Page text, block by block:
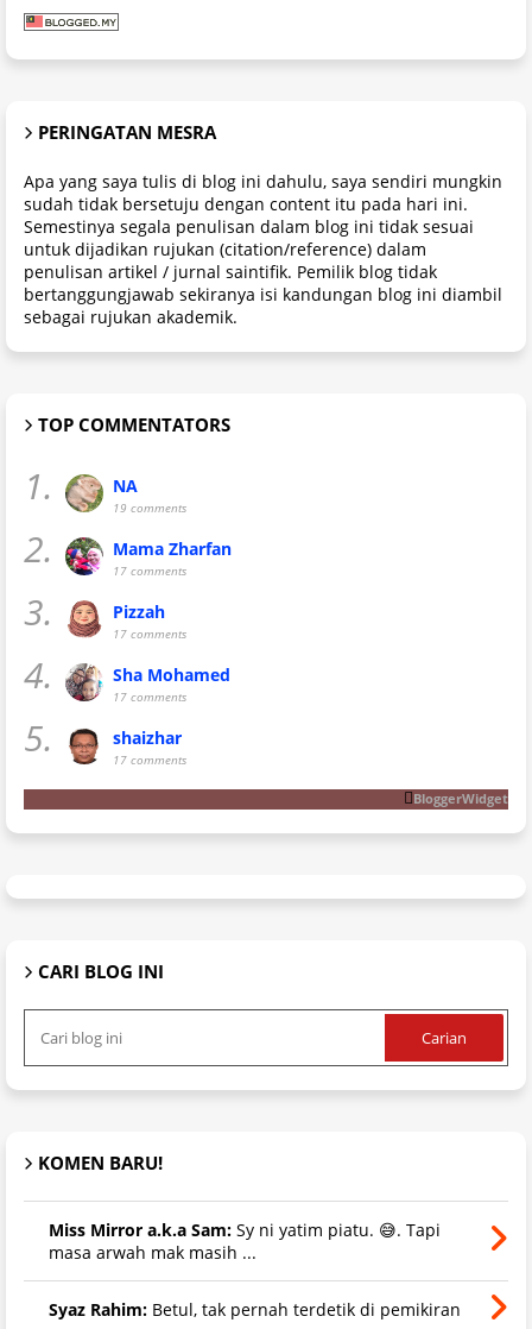
PERINGATAN MESRA
Apa yang saya tulis di blog ini dahulu, saya sendiri mungkin
sudah tidak bersetuju dengan content itu pada hari ini.
Semestinya segala penulisan dalam blog ini tidak sesuai
untuk dijadikan rujukan (citation/reference) dalam
penulisan artikel / jurnal saintifik. Pemilik blog tidak
bertanggungjawab sekiranya isi kandungan blog ini diambil
sebagai rujukan akademik.
TOP COMMENTATORS
1. NA
19 comments
2. Mama Zharfan
17 comments
3. Pizzah
17 comments
4. Sha Mohamed
17 comments
5. shaizhar
17 comments
BloggerWidget
CARI BLOG INI
KOMEN BARU!
Miss Mirror a.k.a Sam: Sy ni yatim piatu. 😅. Tapi
masa arwah mak masih ...
Syaz Rahim: Betul, tak pernah terdetik di pemikiran